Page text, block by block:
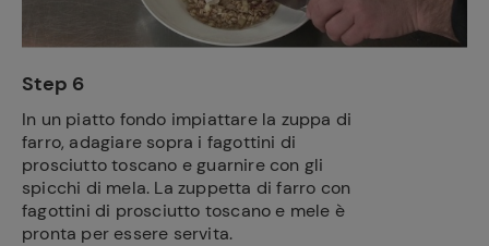
Step 6
In un piatto fondo impiattare la zuppa di
farro, adagiare sopra i fagottini di
prosciutto toscano e guarnire con gli
spicchi di mela. La zuppetta di farro con
fagottini di prosciutto toscano e mele è
pronta per essere servita.